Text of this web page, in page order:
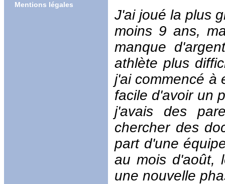
Mentions légales
J'ai joué la plus
moins 9 ans,
manque
athlète plus
j'ai commencé à
facile d'avoir un
j'avais des
chercher des
part d'une
au mois d'août,
une nouvelle